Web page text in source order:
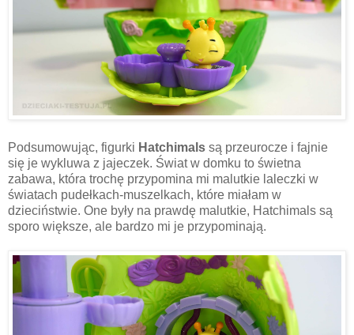
Podsumowując, figurki Hatchimals są przeurocze i fajnie
się je wykluwa z jajeczek. Świat w domku to świetna
zabawa, która trochę przypomina mi malutkie laleczki w
światach pudełkach-muszelkach, które miałam w
dzieciństwie. One były na prawdę malutkie, Hatchimals są
sporo większe, ale bardzo mi je przypominają.